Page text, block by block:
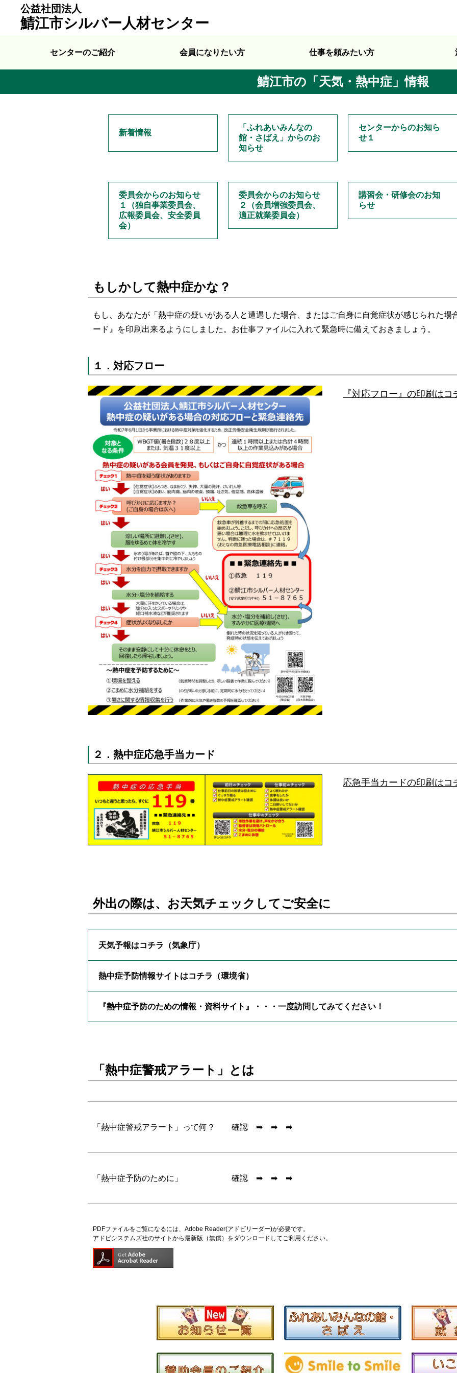
公益社団法人
鯖江市シルバー人材センター
センターのご紹介 会員になりたい方 仕事を頼みたい方
鯖江市の「天気・熱中症」情報
新着情報
「ふれあいみんなの
館・さばえ」からのお
知らせ
センターからのお知ら
せ１
委員会からのお知らせ
１（独自事業委員会、
広報委員会、安全委員
会）
委員会からのお知らせ
２（会員増強委員会、
適正就業委員会）
講習会・研修会のお知
らせ
もしかして熱中症かな？
もし、あなたが「熱中症の疑いがある人と遭遇した場合、またはご自身に自覚症状が感じられた場
ード』を印刷出来るようにしました。お仕事ファイルに入れて緊急時に備えておきましょう。
１．対応フロー
『対応フロー』の印刷は
２．熱中症応急手当カード
応急手当カードの印刷は
外出の際は、お天気チェックしてご安全に
天気予報はコチラ（気象庁）
熱中症予防情報サイトはコチラ（環境省）
『熱中症予防のための情報・資料サイト』・・・一度訪問してみてください！
「熱中症警戒アラート」とは
「熱中症警戒アラート」って何？ 確認 ➡ ➡ ➡
「熱中症予防のために」 確認 ➡ ➡ ➡
PDFファイルをご覧になるには、Adobe Reader(アドビリーダー)が必要です。
アドビシステムズ社のサイトから最新版（無償）をダウンロードしてご利用ください。